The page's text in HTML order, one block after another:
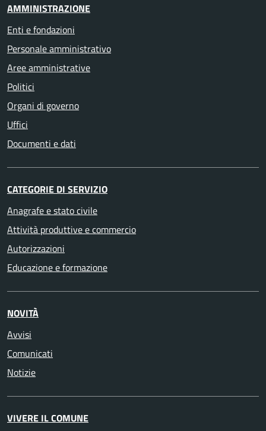
AMMINISTRAZIONE
Enti e fondazioni
Personale amministrativo
Aree amministrative
Politici
Organi di governo
Uffici
Documenti e dati
CATEGORIE DI SERVIZIO
Anagrafe e stato civile
Attività produttive e commercio
Autorizzazioni
Educazione e formazione
NOVITÀ
Avvisi
Comunicati
Notizie
VIVERE IL COMUNE